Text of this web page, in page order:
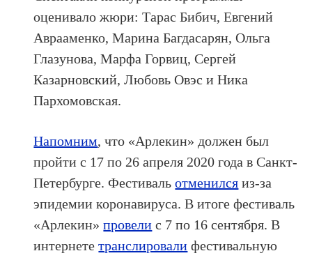
оценивало жюри: Тарас Бибич, Евгений
Аврааменко, Марина Багдасарян, Ольга
Глазунова, Марфа Горвиц, Сергей
Казарновский, Любовь Овэс и Ника
Пархомовская.
Напомним, что «Арлекин» должен был
пройти с 17 по 26 апреля 2020 года в Санкт-
Петербурге. Фестивальотменился из-за
эпидемии коронавируса. В итоге фестиваль
«Арлекин»провели с 7 по 16 сентября. В
интернететранслировали фестивальную